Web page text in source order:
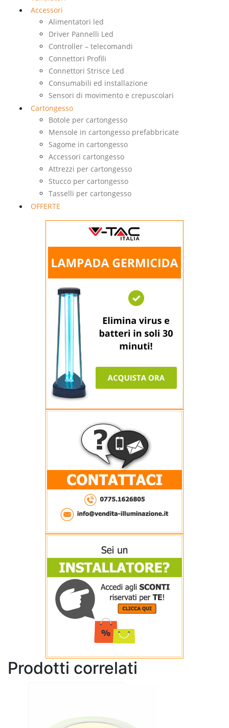
Accessori
Alimentatori led
Driver Pannelli Led
Controller – telecomandi
Connettori Profili
Connettori Strisce Led
Consumabili ed installazione
Sensori di movimento e crepuscolari
Cartongesso
Botole per cartongesso
Mensole in cartongesso prefabbricate
Sagome in cartongesso
Accessori cartongesso
Attrezzi per cartongesso
Stucco per cartongesso
Tasselli per cartongesso
OFFERTE
Prodotti correlati